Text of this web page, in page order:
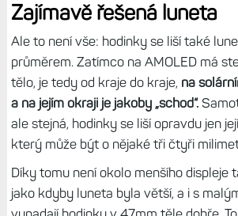
Tip:Srovnání: Hodinky Fénix 8 AMOLED
965. Ikonický design vs. skvělá
Na ruce mi hodinky sedí dobře i přes
faktem je, že tenčí model AMOLED se
jsou hodinky tenčí, tím mají menší
hýbat (i přes utažený řemínek).
stejnou hmotnost těla jako Endura 3,
hustotu“.